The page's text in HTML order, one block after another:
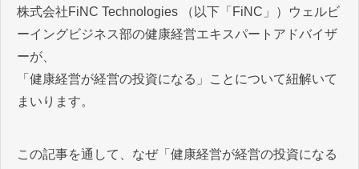
株式会社FiNC Technologies （以下「FiNC」）ウェルビ
ーイングビジネス部​の健康経営エキスパートアドバイザ
ーが、
「健康経営が経営の投資になる」ことについて紐解いて
まいります。
この記事を通して、なぜ「​​健康経営が経営の投資になる